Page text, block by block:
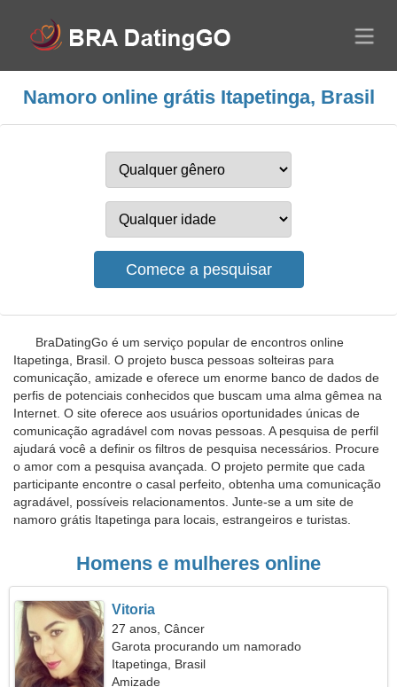
Namoro online grátis Itapetinga, Brasil
BraDatingGo é um serviço popular de encontros online
Itapetinga, Brasil. O projeto busca pessoas solteiras para
comunicação, amizade e oferece um enorme banco de dados de
perfis de potenciais conhecidos que buscam uma alma gêmea na
Internet. O site oferece aos usuários oportunidades únicas de
comunicação agradável com novas pessoas. A pesquisa de perfil
ajudará você a definir os filtros de pesquisa necessários. Procure
o amor com a pesquisa avançada. O projeto permite que cada
participante encontre o casal perfeito, obtenha uma comunicação
agradável, possíveis relacionamentos. Junte-se a um site de
namoro grátis Itapetinga para locais, estrangeiros e turistas.
Homens e mulheres online
Vitoria
27 anos, Câncer
Garota procurando um namorado
Itapetinga, Brasil
Amizade